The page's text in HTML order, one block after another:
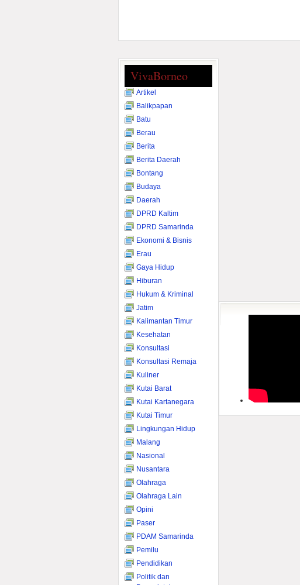
VivaBorneo
Artikel
Balikpapan
Batu
Berau
Berita
Berita Daerah
Bontang
Budaya
Daerah
DPRD Kaltim
DPRD Samarinda
Ekonomi & Bisnis
Erau
Gaya Hidup
Hiburan
Hukum & Kriminal
Jatim
Kalimantan Timur
Kesehatan
Konsultasi
Konsultasi Remaja
Kuliner
Kutai Barat
Kutai Kartanegara
Kutai Timur
Lingkungan Hidup
Malang
Nasional
Nusantara
Olahraga
Olahraga Lain
Opini
Paser
PDAM Samarinda
Pemilu
Pendidikan
Politik dan